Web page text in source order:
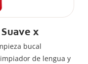
x
bucal
de lengua y